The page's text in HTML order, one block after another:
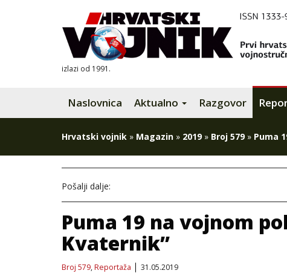
izlazi od 1991.
Naslovnica Aktualno Razgovor
Hrvatski vojnik » Magazin » 2019» Broj 579» Puma
Pošalji dalje:
Puma 19 na vojnom
Kvaternik”
Broj 579,Reportaža 31.05.2019